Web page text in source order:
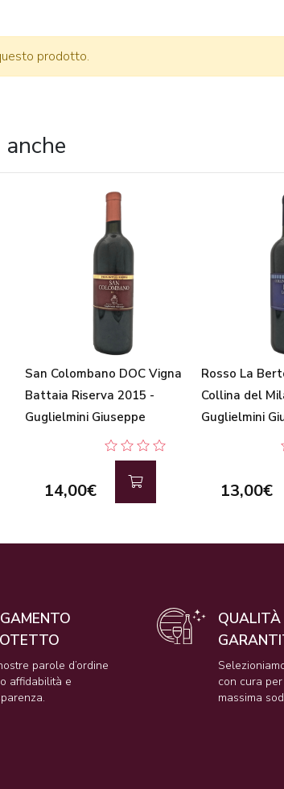
prodotto.
San Colombano DOC Vigna
Battaia Riserva 2015 -
Guglielmini Giuseppe
14,00€
Rosso La
Collina del
Guglielmini
13,00€
parole d’ordine
affidabilità e
QUALITÀ
con cura
massima